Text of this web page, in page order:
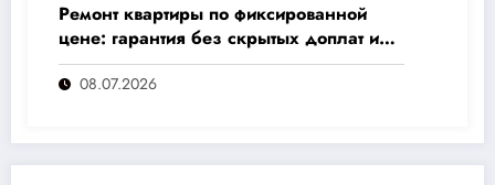
Ремонт квартиры по фиксированной
цене: гарантия без скрытых доплат и
переплат
08.07.2026